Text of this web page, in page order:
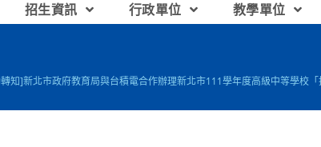
招生資訊 行政單位 教學單位
知]新北市政府教育局與台積電合作辦理新北市111學年度高級中等學校